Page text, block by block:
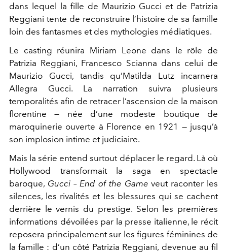
dans lequel la fille de Maurizio Gucci et de Patrizia
Reggiani tente de reconstruire l’histoire de sa famille
loin des fantasmes et des mythologies médiatiques.
Le casting réunira Miriam Leone dans le rôle de
Patrizia Reggiani, Francesco Scianna dans celui de
Maurizio Gucci, tandis qu’Matilda Lutz incarnera
Allegra Gucci. La narration suivra plusieurs
temporalités afin de retracer l’ascension de la maison
florentine — née d’une modeste boutique de
maroquinerie ouverte à Florence en 1921 — jusqu’à
son implosion intime et judiciaire.
Mais la série entend surtout déplacer le regard. Là où
Hollywood transformait la saga en spectacle
baroque, Gucci – End of the Game veut raconter les
silences, les rivalités et les blessures qui se cachent
derrière le vernis du prestige. Selon les premières
informations dévoilées par la presse italienne, le récit
reposera principalement sur les figures féminines de
la famille : d’un côté Patrizia Reggiani, devenue au fil